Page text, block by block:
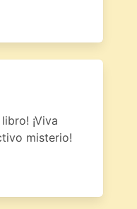
¡Viva
misterio!